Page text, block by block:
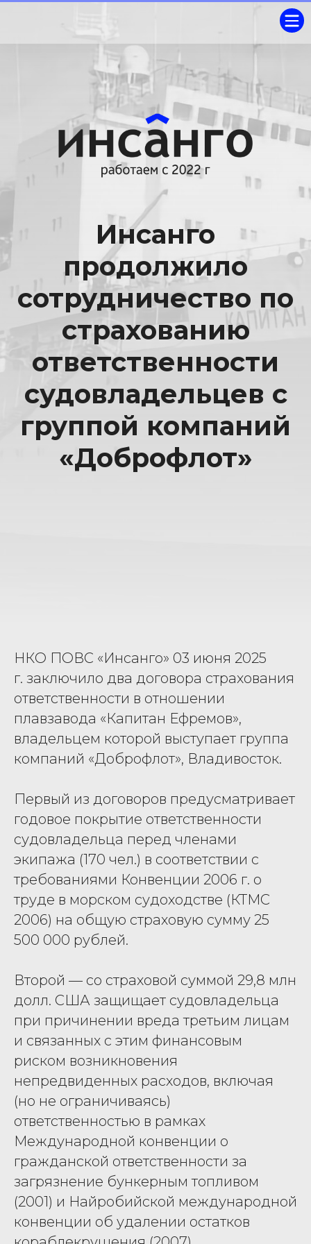
Инсанго
продолжило
сотрудничество по
страхованию
ответственности
судовладельцев с
группой компаний
«Доброфлот»
НКО ПОВС «Инсанго» 03 июня 2025
г. заключило два договора страхования
ответственности в отношении
плавзавода «Капитан Ефремов»,
владельцем которой выступает группа
компаний «Доброфлот», Владивосток.
Первый из договоров предусматривает
годовое покрытие ответственности
судовладельца перед членами
экипажа (170 чел.) в соответствии с
требованиями Конвенции 2006 г. о
труде в морском судоходстве (КТМС
2006) на общую страховую сумму 25
500 000 рублей.
Второй — со страховой суммой 29,8 млн
долл. США защищает судовладельца
при причинении вреда третьим лицам
и связанных с этим финансовым
риском возникновения
непредвиденных расходов, включая
(но не ограничиваясь)
ответственностью в рамках
Международной конвенции о
гражданской ответственности за
загрязнение бункерным топливом
(2001) и Найробийской международной
конвенции об удалении остатков